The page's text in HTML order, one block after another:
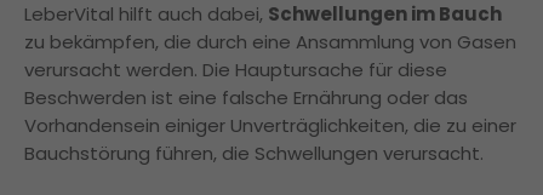
LeberVital hilft auch dabei, Schwellungen im Bauch
zu bekämpfen, die durch eine Ansammlung von Gasen
verursacht werden. Die Hauptursache für diese
Beschwerden ist eine falsche Ernährung oder das
Vorhandensein einiger Unverträglichkeiten, die zu einer
Bauchstörung führen, die Schwellungen verursacht.